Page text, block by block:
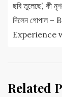
ছবি তুলেছে’, কী
দিলেন গোপাল
Experience
Related